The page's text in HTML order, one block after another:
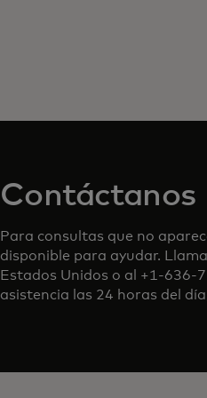
Contáctanos
Para consultas que no
disponible para ayudar.
Estados Unidos o al +1-636-
asistencia las 24 horas del